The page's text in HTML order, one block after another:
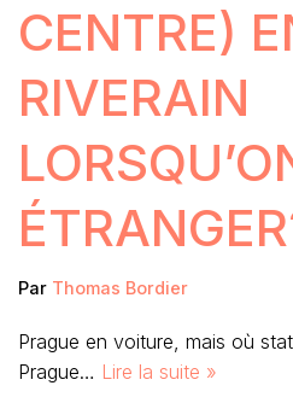
CENTRE)
RIVERAIN
Par Thomas Bordier
Prague en voiture, mais où
Prague… Lire la suite »